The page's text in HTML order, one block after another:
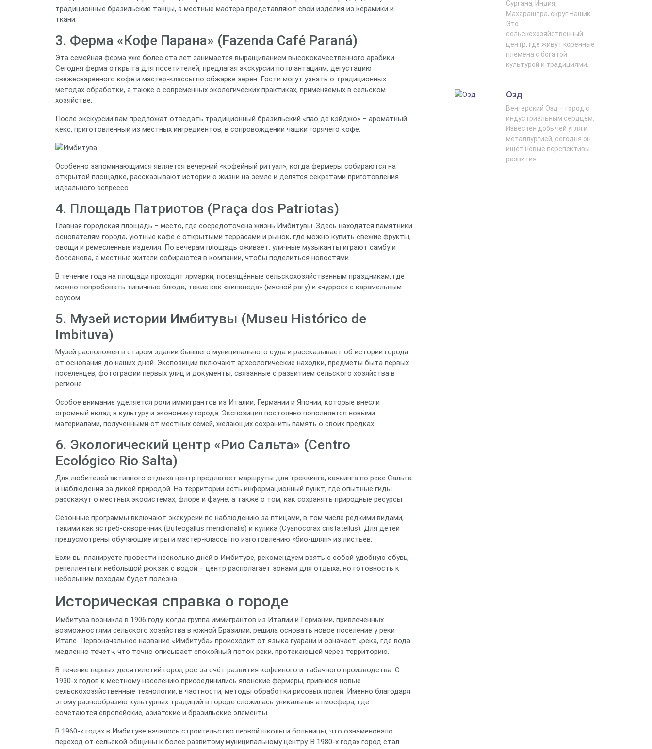
традиционные бразильские танцы, а местные мастера представляют свои изделия из керамики и
ткани.
3. Ферма «Кофе Парана» (Fazenda Café Paraná)
Эта семейная ферма уже более ста лет занимается выращиванием высококачественного арабики.
Сегодня ферма открыта для посетителей, предлагая экскурсии по плантациям, дегустацию
свежесваренного кофе и мастер‑классы по обжарке зерен. Гости могут узнать о традиционных
методах обработки, а также о современных экологических практиках, применяемых в сельском
хозяйстве.
После экскурсии вам предложат отведать традиционный бразильский «пао де кэйджо» – ароматный
кекс, приготовленный из местных ингредиентов, в сопровождении чашки горячего кофе.
Особенно запоминающимся является вечерний «кофейный ритуал», когда фермеры собираются на
открытой площадке, рассказывают истории о жизни на земле и делятся секретами приготовления
идеального эспрессо.
4. Площадь Патриотов (Praça dos Patriotas)
Главная городская площадь – место, где сосредоточена жизнь Имбитувы. Здесь находятся памятники
основателям города, уютные кафе с открытыми террасами и рынок, где можно купить свежие фрукты,
овощи и ремесленные изделия. По вечерам площадь оживает: уличные музыканты играют самбу и
боссанова, а местные жители собираются в компании, чтобы поделиться новостями.
В течение года на площади проходят ярмарки, посвящённые сельскохозяйственным праздникам, где
можно попробовать типичные блюда, такие как «випанеда» (мясной рагу) и «чуррос» с карамельным
соусом.
5. Музей истории Имбитувы (Museu Histórico de
Imbituva)
Музей расположен в старом здании бывшего муниципального суда и рассказывает об истории города
от основания до наших дней. Экспозиции включают археологические находки, предметы быта первых
поселенцев, фотографии первых улиц и документы, связанные с развитием сельского хозяйства в
регионе.
Особое внимание уделяется роли иммигрантов из Италии, Германии и Японии, которые внесли
огромный вклад в культуру и экономику города. Экспозиция постоянно пополняется новыми
материалами, полученными от местных семей, желающих сохранить память о своих предках.
6. Экологический центр «Рио Сальта» (Centro
Ecológico Rio Salta)
Для любителей активного отдыха центр предлагает маршруты для треккинга, каякинга по реке Сальта
и наблюдения за дикой природой. На территории есть информационный пункт, где опытные гиды
расскажут о местных экосистемах, флоре и фауне, а также о том, как сохранять природные ресурсы.
Сезонные программы включают экскурсии по наблюдению за птицами, в том числе редкими видами,
такими как ястреб-скворечник (Buteogallus meridionalis) и кулика (Cyanocorax cristatellus). Для детей
предусмотрены обучающие игры и мастер‑классы по изготовлению «био‑шляп» из листьев.
Если вы планируете провести несколько дней в Имбитуве, рекомендуем взять с собой удобную обувь,
репелленты и небольшой рюкзак с водой – центр располагает зонами для отдыха, но готовность к
небольшим походам будет полезна.
Историческая справка о городе
Имбитува возникла в 1906 году, когда группа иммигрантов из Италии и Германии, привлечённых
возможностями сельского хозяйства в южной Бразилии, решила основать новое поселение у реки
Итапе. Первоначальное название «Имбитуба» происходит от языка гуарани и означает «река, где вода
медленно течёт», что точно описывает спокойный поток реки, протекающей через территорию.
В течение первых десятилетий город рос за счёт развития кофеиного и табачного производства. С
1930‑х годов к местному населению присоединились японские фермеры, привнеся новые
сельскохозяйственные технологии, в частности, методы обработки рисовых полей. Именно благодаря
этому разнообразию культурных традиций в городе сложилась уникальная атмосфера, где
сочетаются европейские, азиатские и бразильские элементы.
В 1960‑х годах в Имбитуве началось строительство первой школы и больницы, что ознаменовало
переход от сельской общины к более развитому муниципальному центру. В 1980‑х годах город стал
Сургана, Индия,
Махараштра, округ Нашик.
Это
сельскохозяйственный
центр, где живут коренные
племена с богатой
культурой и традициями.
Озд
Венгерский Озд – город с
индустриальным сердцем.
Известен добычей угля и
металлургией, сегодня он
ищет новые перспективы
развития.